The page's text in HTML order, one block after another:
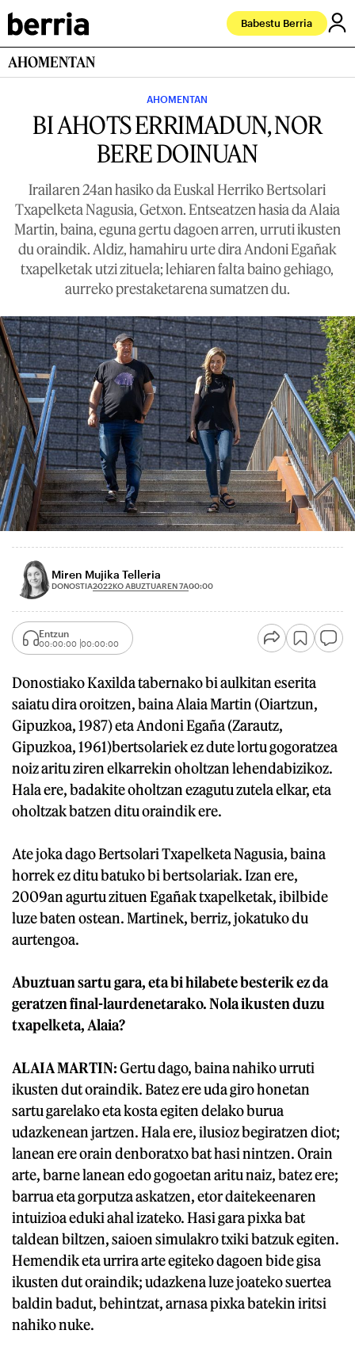
Babestu Berria
AHOMENTAN
AHOMENTAN
BI AHOTS ERRIMADUN, NOR
BERE DOINUAN
Irailaren 24an hasiko da Euskal Herriko Bertsolari
Txapelketa Nagusia, Getxon. Entseatzen hasia da Alaia
Martin, baina, eguna gertu dagoen arren, urruti ikusten
du oraindik. Aldiz, hamahiru urte dira Andoni Egañak
txapelketak utzi zituela; lehiaren falta baino gehiago,
aurreko prestaketarena sumatzen du.
Miren Mujika Telleria
DONOSTIA2022KO ABUZTUAREN 7A00:00
Entzun
00:00:00 00:00:00
Donostiako Kaxilda tabernako bi aulkitan eserita
saiatu dira oroitzen, baina Alaia Martin (Oiartzun,
Gipuzkoa, 1987) eta Andoni Egaña (Zarautz,
Gipuzkoa, 1961)bertsolariek ez dute lortu gogoratzea
noiz aritu ziren elkarrekin oholtzan lehendabizikoz.
Hala ere, badakite oholtzan ezagutu zutela elkar, eta
oholtzak batzen ditu oraindik ere.
Ate joka dago Bertsolari Txapelketa Nagusia, baina
horrek ez ditu batuko bi bertsolariak. Izan ere,
2009an agurtu zituen Egañak txapelketak, ibilbide
luze baten ostean. Martinek, berriz, jokatuko du
aurtengoa.
Abuztuan sartu gara, eta bi hilabete besterik ez da
geratzen final-laurdenetarako. Nola ikusten duzu
txapelketa, Alaia?
ALAIA MARTIN:Gertu dago, baina nahiko urruti
ikusten dut oraindik. Batez ere uda giro honetan
sartu garelako eta kosta egiten delako burua
udazkenean jartzen. Hala ere, ilusioz begiratzen diot;
lanean ere orain denboratxo bat hasi nintzen. Orain
arte, barne lanean edo gogoetan aritu naiz, batez ere;
barrua eta gorputza askatzen, etor daitekeenaren
intuizioa eduki ahal izateko. Hasi gara pixka bat
taldean biltzen, saioen simulakro txiki batzuk egiten.
Hemendik eta urrira arte egiteko dagoen bide gisa
ikusten dut oraindik; udazkena luze joateko suertea
baldin badut, behintzat, arnasa pixka batekin iritsi
nahiko nuke.